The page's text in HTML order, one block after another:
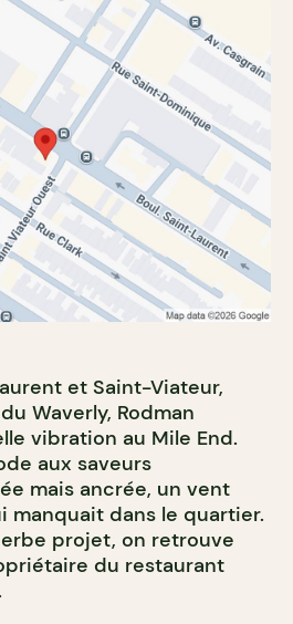
et Saint-Viateur,
Waverly, Rodman
vibration au Mile End.
aux saveurs
mais ancrée, un vent
manquait dans le quartier.
projet, on retrouve
du restaurant